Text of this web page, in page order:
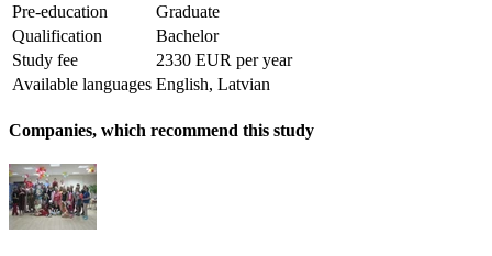
Pre-education
Graduate
Qualification
Bachelor
Study fee
2330 EUR per year
Available languages English, Latvian
Companies, which recommend this study